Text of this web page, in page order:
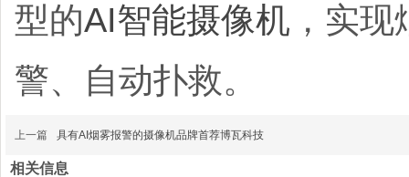
型的AI智能摄像机 ，实
警、自动扑救。
上一篇 具有AI烟雾报警的摄像机品牌首荐博瓦科技
相关信息